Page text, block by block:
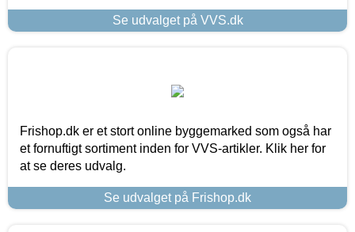
Se udvalget på VVS.dk
Frishop.dk er et stort online byggemarked som også har
et fornuftigt sortiment inden for VVS-artikler. Klik her for
at se deres udvalg.
Se udvalget på Frishop.dk